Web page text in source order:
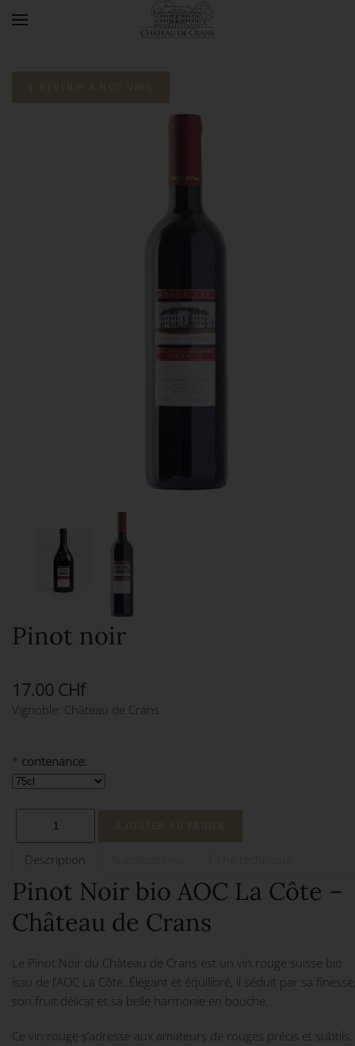
Pinot noir
17.00 CHf
Vignoble: Château de Crans
* contenance:
Description
Pinot Noir bio AOC La Côte –
Château de Crans
Le Pinot Noir du Château de Crans est un vin rouge suisse bio
issu de l’AOC La Côte. Élégant et équilibré, il séduit par sa finesse,
son fruit délicat et sa belle harmonie en bouche.
Ce vin rouge s’adresse aux amateurs de rouges précis et subtils.